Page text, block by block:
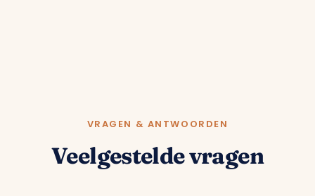
VRAGEN & ANTWOORDEN
Veelgestelde vragen